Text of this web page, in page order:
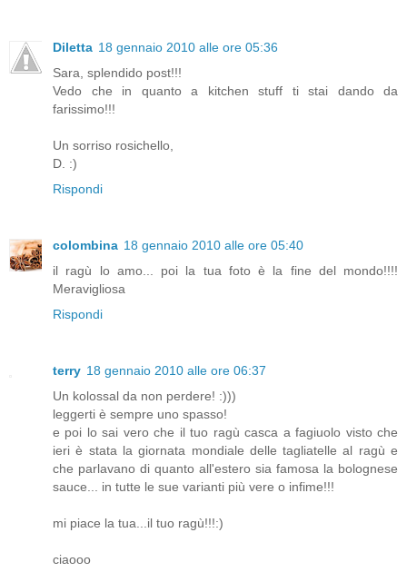
Diletta 18 gennaio 2010 alle ore 05:36
Sara, splendido post!!!
Vedo che in quanto a kitchen stuff ti stai dando da
farissimo!!!
Un sorriso rosichello,
D. :)
Rispondi
colombina 18 gennaio 2010 alle ore 05:40
il ragù lo amo... poi la tua foto è la fine del mondo!!!!
Meravigliosa
Rispondi
terry 18 gennaio 2010 alle ore 06:37
Un kolossal da non perdere! :)))
leggerti è sempre uno spasso!
e poi lo sai vero che il tuo ragù casca a fagiuolo visto che
ieri è stata la giornata mondiale delle tagliatelle al ragù e
che parlavano di quanto all'estero sia famosa la bolognese
sauce... in tutte le sue varianti più vere o infime!!!
mi piace la tua...il tuo ragù!!!:)
ciaooo